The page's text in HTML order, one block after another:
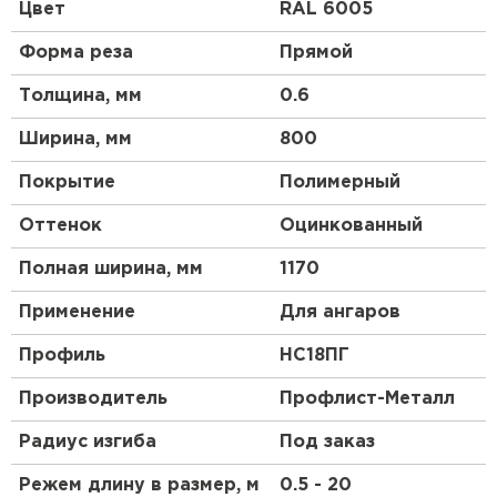
вероятным механическим повреждениям.
таких как склады, ангары для крупной техники,
навесов и козырьков.
Покрытие
Арочный профлист может изгибаться как наружу,
так и внутрь, в зависимости от назначения и
требований проекта. Для антикоррозионной
защиты на гнутый металлопрофиль наносят одно
из покрытий:
цинк,
пурал,
пластизол,
PVDF.
Цвет RAL 6005
Форма реза Прямой
Толщина, мм 0.6
Ширина, мм 800
Покрытие Полимерный
Оттенок Oцинкованный
Полная ширина, мм 1170
Применение Для ангаров
Профиль HC18ПГ
Производитель Профлист-Металл
Радиус изгиба Под заказ
Режем длину в размер, м 0.5 - 20